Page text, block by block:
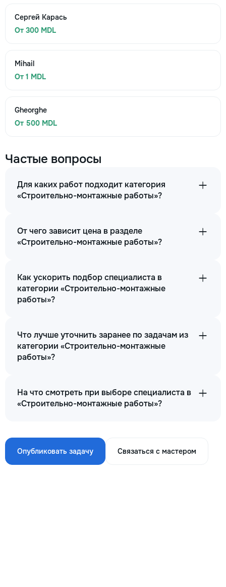
Сергей Карась
От 300 MDL
Mihail
От 1 MDL
Gheorghe
От 500 MDL
Частые вопросы
Для каких работ подходит категория
«Строительно-монтажные работы»?
От чего зависит цена в разделе
«Строительно-монтажные работы»?
Как ускорить подбор специалиста в
категории «Строительно-монтажные
работы»?
Что лучше уточнить заранее по задачам из
категории «Строительно-монтажные
работы»?
На что смотреть при выборе специалиста в
«Строительно-монтажные работы»?
Опубликовать задачу Связаться с мастером